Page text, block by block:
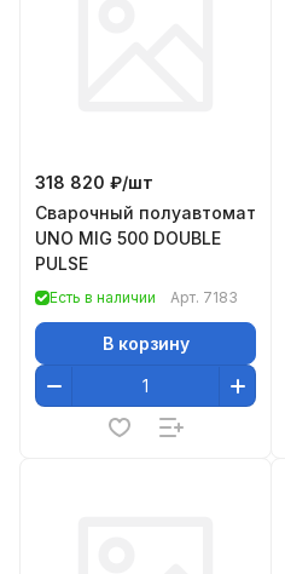
318 820 ₽/шт
Сварочный полуавтомат
UNO MIG 500 DOUBLE
PULSE
Есть в наличии Арт. 7183
В корзину